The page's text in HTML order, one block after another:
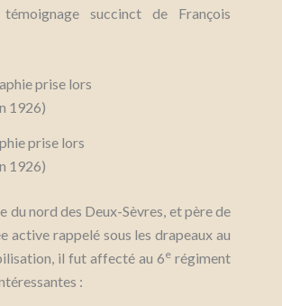
succinct de François
prise lors
1926)
du nord des Deux-Sèvres, et père de
active rappelé sous les drapeaux au
il fut affecté au 6erégiment
: